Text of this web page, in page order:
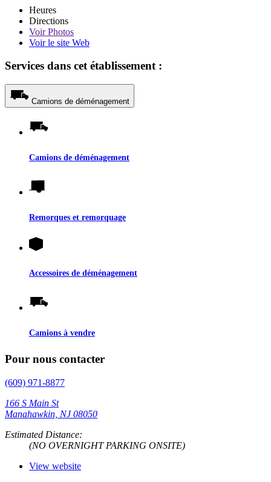
Heures
Directions
VoirPhotos
Voir le site Web
Services dans cet établissement :
Camions de déménagement
Camions de déménagement
Remorques et remorquage
Accessoires de déménagement
Camions à vendre
Pour nous contacter
(609) 971-8877
166 S Main St
Manahawkin, NJ 08050
Estimated Distance:
(NO OVERNIGHT PARKING ONSITE)
View website